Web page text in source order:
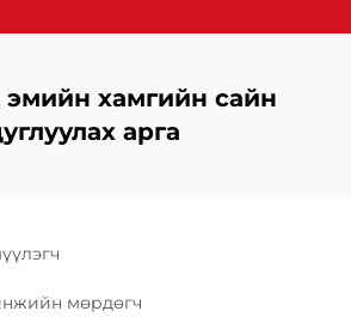
эмийн хамгийн сайн
арга
мөрдөгч